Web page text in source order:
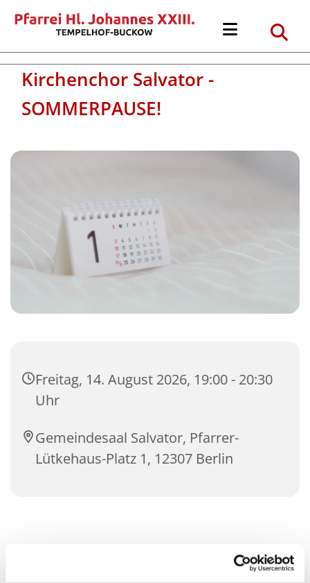
Kirchenchor Salvator -
SOMMERPAUSE!
Freitag, 14. August 2026, 19:00 - 20:30
Uhr
Gemeindesaal Salvator, Pfarrer-
Lütkehaus-Platz 1, 12307 Berlin